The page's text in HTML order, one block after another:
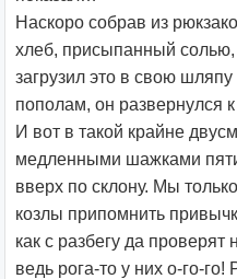
Наскоро собрав из
хлеб, присыпанный солью,
загрузил это в свою
пополам, он развернулся
И вот в такой крайне
медленными шажками
вверх по склону. Мы
козлы припомнить
как с разбегу да
ведь рога-то у них о-го-го!